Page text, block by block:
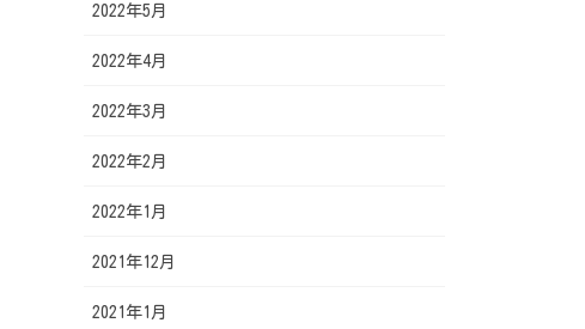
2022年5月
2022年4月
2022年3月
2022年2月
2022年1月
2021年12月
2021年1月